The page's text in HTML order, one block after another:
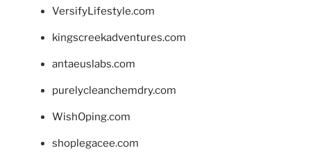
VersifyLifestyle.com
kingscreekadventures.com
antaeuslabs.com
purelycleanchemdry.com
WishOping.com
shoplegacee.com